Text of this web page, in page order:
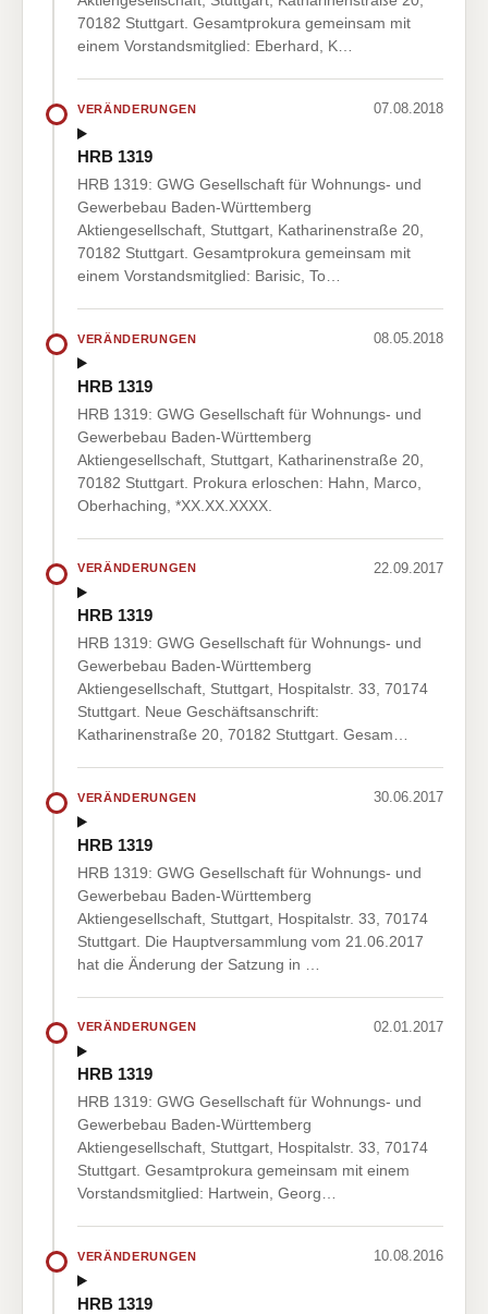
70182 Stuttgart. Gesamtprokura gemeinsam mit
einem Vorstandsmitglied: Eberhard, K…
VERÄNDERUNGEN 07.08.2018
HRB 1319
HRB 1319: GWG Gesellschaft für Wohnungs- und
Gewerbebau Baden-Württemberg
Aktiengesellschaft, Stuttgart, Katharinenstraße 20,
70182 Stuttgart. Gesamtprokura gemeinsam mit
einem Vorstandsmitglied: Barisic, To…
VERÄNDERUNGEN 08.05.2018
HRB 1319
HRB 1319: GWG Gesellschaft für Wohnungs- und
Gewerbebau Baden-Württemberg
Aktiengesellschaft, Stuttgart, Katharinenstraße 20,
70182 Stuttgart. Prokura erloschen: Hahn, Marco,
Oberhaching, *XX.XX.XXXX.
VERÄNDERUNGEN 22.09.2017
HRB 1319
HRB 1319: GWG Gesellschaft für Wohnungs- und
Gewerbebau Baden-Württemberg
Aktiengesellschaft, Stuttgart, Hospitalstr. 33, 70174
Stuttgart. Neue Geschäftsanschrift:
Katharinenstraße 20, 70182 Stuttgart. Gesam…
VERÄNDERUNGEN 30.06.2017
HRB 1319
HRB 1319: GWG Gesellschaft für Wohnungs- und
Gewerbebau Baden-Württemberg
Aktiengesellschaft, Stuttgart, Hospitalstr. 33, 70174
Stuttgart. Die Hauptversammlung vom 21.06.2017
hat die Änderung der Satzung in …
VERÄNDERUNGEN 02.01.2017
HRB 1319
HRB 1319: GWG Gesellschaft für Wohnungs- und
Gewerbebau Baden-Württemberg
Aktiengesellschaft, Stuttgart, Hospitalstr. 33, 70174
Stuttgart. Gesamtprokura gemeinsam mit einem
Vorstandsmitglied: Hartwein, Georg…
VERÄNDERUNGEN 10.08.2016
HRB 1319